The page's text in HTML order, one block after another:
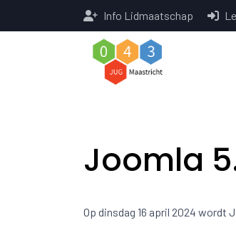
Info Lidmaatschap
Joomla
Op dinsdag 16 april 2024 wordt